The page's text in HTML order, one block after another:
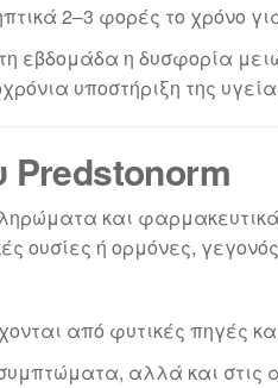
2–3 φορές το χρόνο
εβδομάδα η δυσφορία
υποστήριξη της
και
ουσίες ή ορμόνες,
από φυτικές πηγές
αλλά και στις